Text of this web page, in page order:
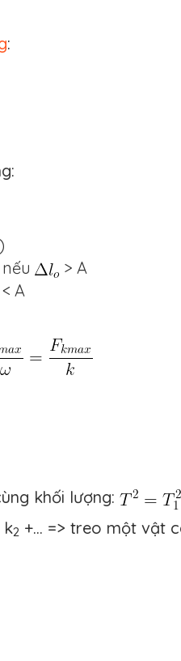
:
> A
< A
khối lượng:
k2 +... => treo một vật